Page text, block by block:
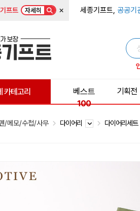
프트 자세히 × 세종기프트, 공공기
카테고리
베스트
100
기획전
/메모/수첩/사무 다이어리 다이어리세